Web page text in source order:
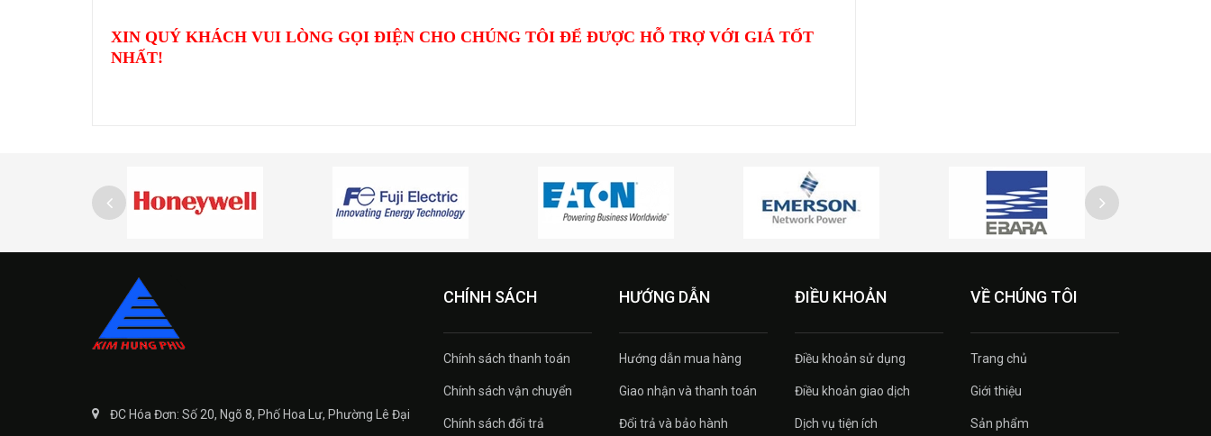
XIN QUÝ KHÁCH VUI LÒNG GỌI ĐIỆN CHO CHÚNG TÔI ĐỂ ĐƯỢC HỖ TRỢ VỚI GIÁ TỐT
NHẤT!
ĐC Hóa Đơn: Số 20, Ngõ 8, Phố Hoa Lư, Phường Lê Đại
CHÍNH SÁCH
Chính sách thanh toán
Chính sách vận chuyển
Chính sách đổi trả
HƯỚNG DẪN
Hướng dẫn mua hàng
Giao nhận và thanh toán
Đổi trả và bảo hành
ĐIỀU KHOẢN
Điều khoản sử dụng
Điều khoản giao dịch
Dịch vụ tiện ích
VỀ CHÚNG TÔI
Trang chủ
Giới thiệu
Sản phẩm